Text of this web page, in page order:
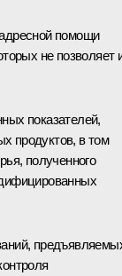
помощи
не позволяет
показателей,
продуктов, в том
полученного